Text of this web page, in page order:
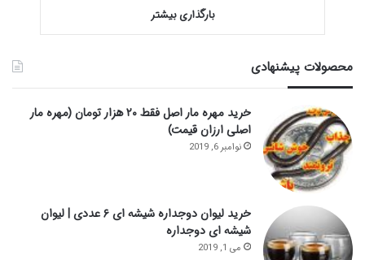
بارگذاری بیشتر
محصولات پیشنهادی
خرید مهره مار اصل فقط ۲۰ هزار تومان (مهره مار
اصلی ارزان قیمت)
نوامبر 6, 2019
خرید لیوان دوجداره شیشه ای ۶ عددی | لیوان
شیشه ای دوجداره
می 1, 2019